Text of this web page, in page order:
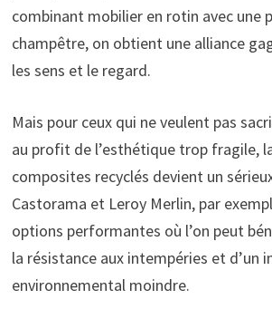
combinant mobilier en rotin avec une
champêtre, on obtient une alliance
les sens et le regard.
Mais pour ceux qui ne veulent pas
au profit de l’esthétique trop fragile,
composites recyclés devient un
Castorama et Leroy Merlin, par
options performantes où l’on peut
la résistance aux intempéries et d’un
environnemental moindre.